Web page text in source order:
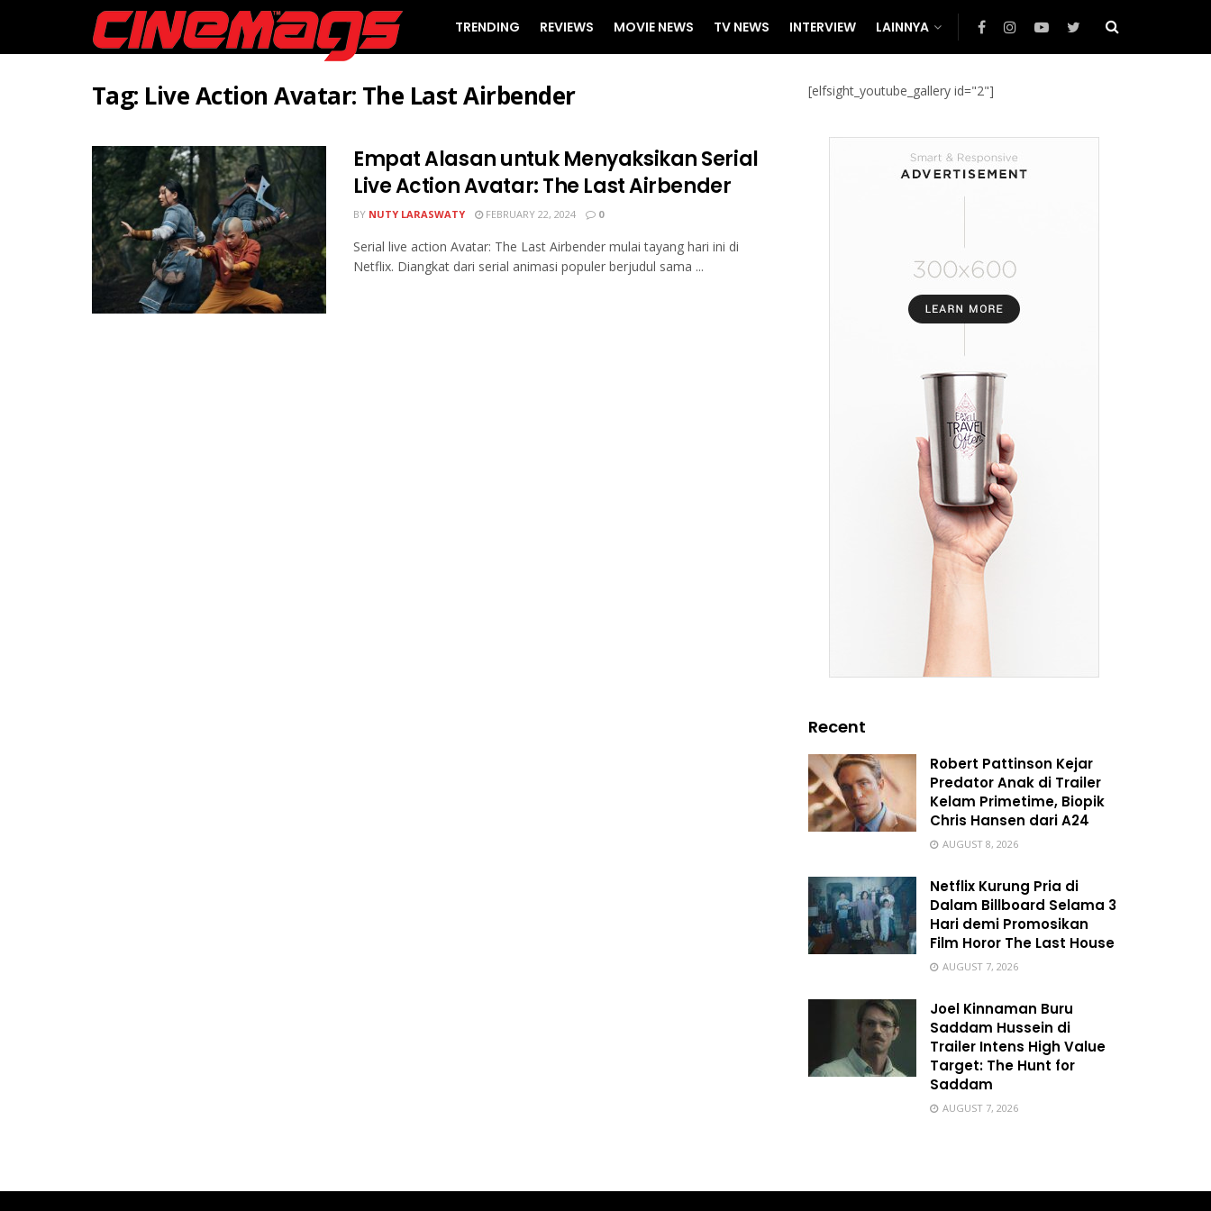
TRENDING REVIEWS MOVIE NEWS TV NEWS INTERVIEW LAINNYA
Tag: Live Action Avatar: The Last Airbender
Empat Alasan untuk Menyaksikan Serial
Live Action Avatar: The Last Airbender
BY NUTY LARASWATY FEBRUARY 22, 2024 0
Serial live action Avatar: The Last Airbender mulai tayang hari ini di
Netflix. Diangkat dari serial animasi populer berjudul sama ...
[elfsight_youtube_gallery id="2"]
Recent
Robert Pattinson Kejar
Predator Anak di Trailer
Kelam Primetime, Biopik
Chris Hansen dari A24
AUGUST 8, 2026
Netflix Kurung Pria di
Dalam Billboard Selama 3
Hari demi Promosikan
Film Horor The Last House
AUGUST 7, 2026
Joel Kinnaman Buru
Saddam Hussein di
Trailer Intens High Value
Target: The Hunt for
Saddam
AUGUST 7, 2026